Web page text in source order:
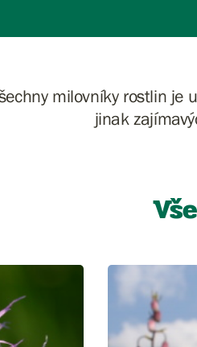
milovníky rostlin je
jinak